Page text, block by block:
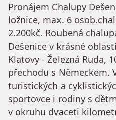
Pronájem Chalupy
ložnice, max. 6
2.200kč. Roubená
Dešenice v krásné
Klatovy - Železná Ruda,
přechodu s Německem.
turistických a
sportovce i rodiny s
v okruhu dvaceti